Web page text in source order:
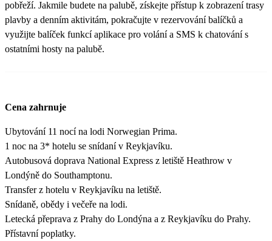
pobřeží. Jakmile budete na palubě, získejte přístup k zobrazení trasy
plavby a denním aktivitám, pokračujte v rezervování balíčků a
využijte balíček funkcí aplikace pro volání a SMS k chatování s
ostatními hosty na palubě.
Cena zahrnuje
Ubytování 11 nocí na lodi Norwegian Prima.
1 noc na 3* hotelu se snídaní v Reykjavíku.
Autobusová doprava National Express z letiště Heathrow v
Londýně do Southamptonu.
Transfer z hotelu v Reykjavíku na letiště.
Snídaně, obědy i večeře na lodi.
Letecká přeprava z Prahy do Londýna a z Reykjavíku do Prahy.
Přístavní poplatky.